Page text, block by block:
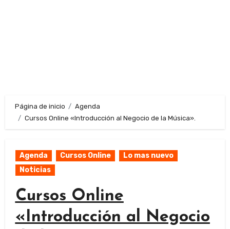
Página de inicio
Agenda
Cursos Online «Introducción al Negocio de la Música».
Agenda Cursos Online
Lo mas nuevo
Noticias
Cursos Online
«Introducción al Negocio